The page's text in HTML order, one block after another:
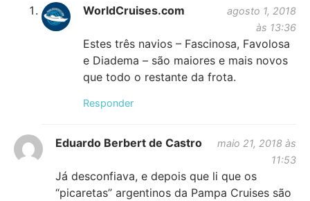
WorldCruises.com
agosto 1, 2018
às 13:36
Estes três navios – Fascinosa, Favolosa
e Diadema – são maiores e mais novos
que todo o restante da frota.
Responder
Eduardo Berbert de Castro
maio 21, 2018 às
11:53
Já desconfiava, e depois que li que os
“picaretas” argentinos da Pampa Cruises são